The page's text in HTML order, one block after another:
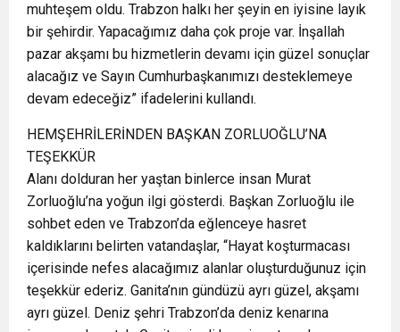
muhteşem oldu. Trabzon halkı her şeyin en iyisine layık
bir şehirdir. Yapacağımız daha çok proje var. İnşallah
pazar akşamı bu hizmetlerin devamı için güzel sonuçlar
alacağız ve Sayın Cumhurbaşkanımızı desteklemeye
devam edeceğiz” ifadelerini kullandı.
HEMŞEHRİLERİNDEN BAŞKAN ZORLUOĞLU’NA
TEŞEKKÜR
Alanı dolduran her yaştan binlerce insan Murat
Zorluoğlu’na yoğun ilgi gösterdi. Başkan Zorluoğlu ile
sohbet eden ve Trabzon’da eğlenceye hasret
kaldıklarını belirten vatandaşlar, “Hayat koşturmacası
içerisinde nefes alacağımız alanlar oluşturduğunuz için
teşekkür ederiz. Ganita’nın gündüzü ayrı güzel, akşamı
ayrı güzel. Deniz şehri Trabzon’da deniz kenarına